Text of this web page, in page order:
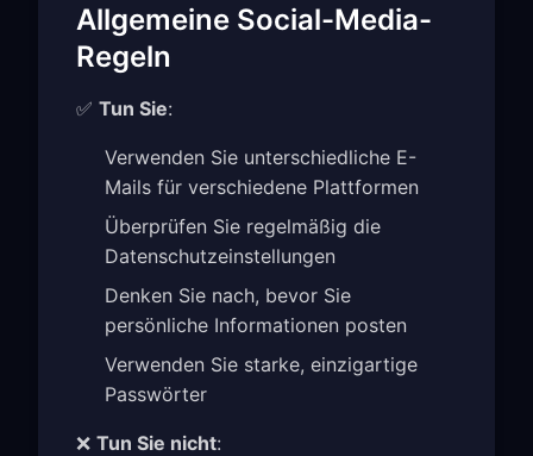
Allgemeine Social-Media-
Regeln
✅ Tun Sie:
Verwenden Sie unterschiedliche E-
Mails für verschiedene Plattformen
Überprüfen Sie regelmäßig die
Datenschutzeinstellungen
Denken Sie nach, bevor Sie
persönliche Informationen posten
Verwenden Sie starke, einzigartige
Passwörter
❌ Tun Sie nicht: